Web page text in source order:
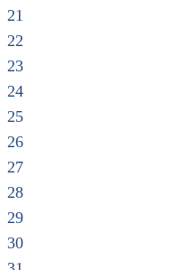
21
22
23
24
25
26
27
28
29
30